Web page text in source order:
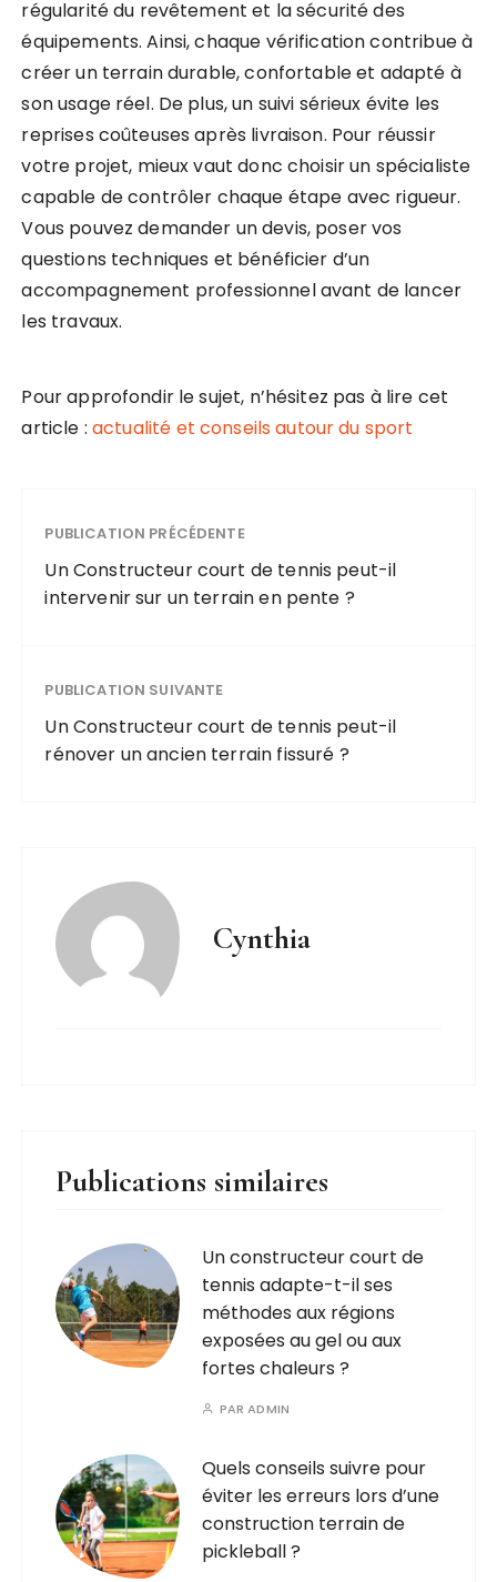
régularité du revêtement et la sécurité des
équipements. Ainsi, chaque vérification contribue à
créer un terrain durable, confortable et adapté à
son usage réel. De plus, un suivi sérieux évite les
reprises coûteuses après livraison. Pour réussir
votre projet, mieux vaut donc choisir un spécialiste
capable de contrôler chaque étape avec rigueur.
Vous pouvez demander un devis, poser vos
questions techniques et bénéficier d’un
accompagnement professionnel avant de lancer
les travaux.
Pour approfondir le sujet, n’hésitez pas à lire cet
article : actualité et conseils autour du sport
PUBLICATION PRÉCÉDENTE
Un Constructeur court de tennis peut-il
intervenir sur un terrain en pente ?
PUBLICATION SUIVANTE
Un Constructeur court de tennis peut-il
rénover un ancien terrain fissuré ?
Cynthia
Publications similaires
Un constructeur court de
tennis adapte-t-il ses
méthodes aux régions
exposées au gel ou aux
fortes chaleurs ?
PARADMIN
Quels conseils suivre pour
éviter les erreurs lors d’une
construction terrain de
pickleball ?